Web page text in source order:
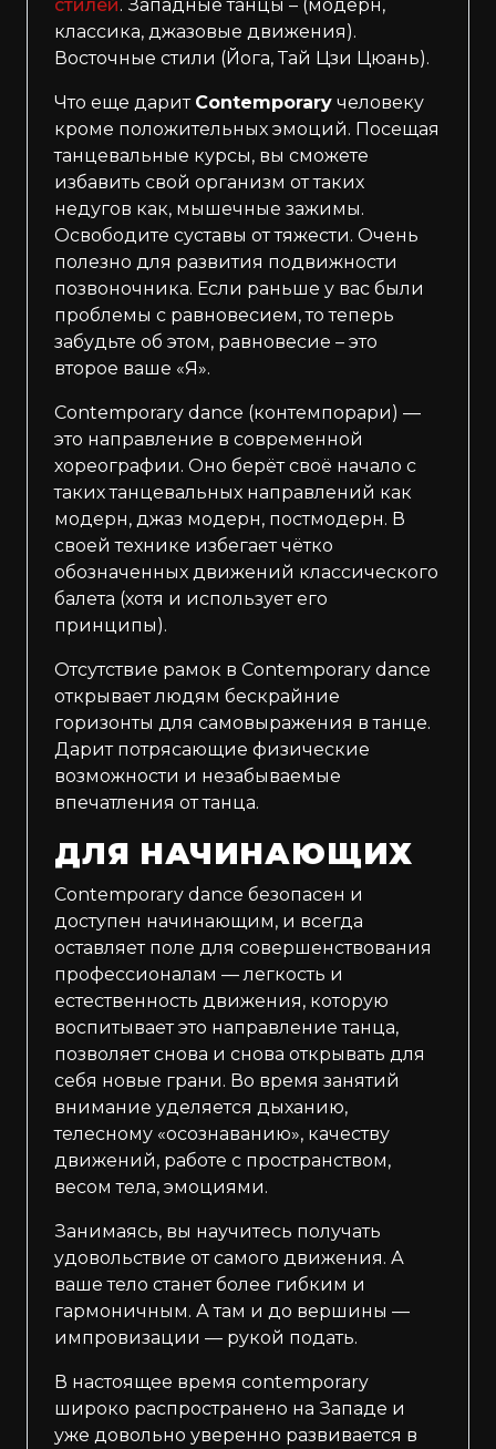
стилей. Западные танцы – (модерн,
классика, джазовые движения).
Восточные стили (Йога, Тай Цзи Цюань).
Что еще дарит Contemporary человеку
кроме положительных эмоций. Посещая
танцевальные курсы, вы сможете
избавить свой организм от таких
недугов как, мышечные зажимы.
Освободите суставы от тяжести. Очень
полезно для развития подвижности
позвоночника. Если раньше у вас были
проблемы с равновесием, то теперь
забудьте об этом, равновесие – это
второе ваше «Я».
Contemporary dance (контемпорари) —
это направление в современной
хореографии. Оно берёт своё начало с
таких танцевальных направлений как
модерн, джаз модерн, постмодерн. В
своей технике избегает чётко
обозначенных движений классического
балета (хотя и использует его
принципы).
Отсутствие рамок в Contemporary dance
открывает людям бескрайние
горизонты для самовыражения в танце.
Дарит потрясающие физические
возможности и незабываемые
впечатления от танца.
ДЛЯ НАЧИНАЮЩИХ
Contemporary dance безопасен и
доступен начинающим, и всегда
оставляет поле для совершенствования
профессионалам — легкость и
естественность движения, которую
воспитывает это направление танца,
позволяет снова и снова открывать для
себя новые грани. Во время занятий
внимание уделяется дыханию,
телесному «осознаванию», качеству
движений, работе с пространством,
весом тела, эмоциями.
Занимаясь, вы научитесь получать
удовольствие от самого движения. А
ваше тело станет более гибким и
гармоничным. А там и до вершины —
импровизации — рукой подать.
В настоящее время contemporary
широко распространено на Западе и
уже довольно уверенно развивается в